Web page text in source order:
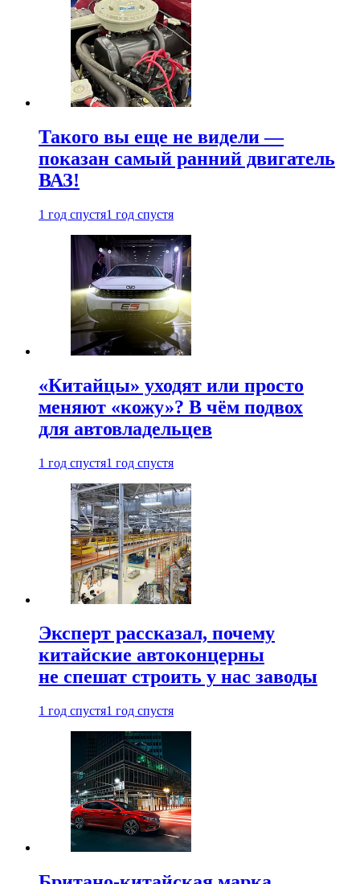
Такого вы еще не видели —
показан самый ранний двигатель
ВАЗ!
1 год спустя1 год спустя
«Китайцы» уходят или просто
меняют «кожу»? В чём подвох
для автовладельцев
1 год спустя1 год спустя
Эксперт рассказал, почему
китайские автоконцерны
не спешат строить у нас заводы
1 год спустя1 год спустя